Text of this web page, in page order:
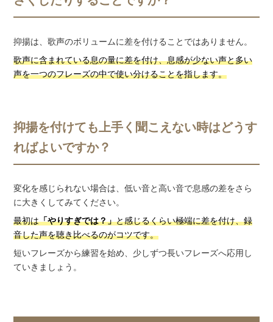
抑揚は、歌声のボリュームに差を付けることではありません。
歌声に含まれている息の量に差を付け、息感が少ない声と多い
声を一つのフレーズの中で使い分けることを指します。
抑揚を付けても上手く聞こえない時はどうす
ればよいですか？
変化を感じられない場合は、低い音と高い音で息感の差をさら
に大きくしてみてください。
最初は「やりすぎでは？」と感じるくらい極端に差を付け、録
音した声を聴き比べるのがコツです。
短いフレーズから練習を始め、少しずつ長いフレーズへ応用し
ていきましょう。